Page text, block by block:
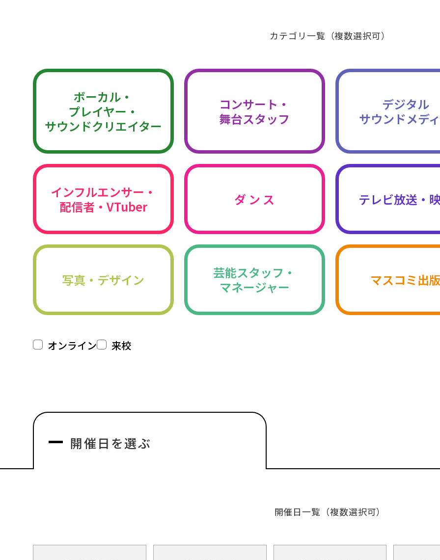
カテゴリ一覧（複数選択可）
ボーカル・
プレイヤー・
サウンドクリエイター
コンサート・
舞台スタッフ
デジタル
サウンドメデ
インフルエンサー・
配信者・VTuber
ダ ン ス テレビ放送・
写真・デザイン
芸能スタッフ・
マネージャー
マスコミ出版
オンライン 来校
開催日を選ぶ
開催日一覧（複数選択可）